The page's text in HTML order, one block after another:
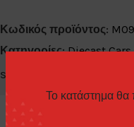
Το κατάστημα θα
Κωδικός προϊόντος:
Κατηγορίες: Diecast Cars
Share: